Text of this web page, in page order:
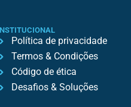
Política de privacidade
Termos & Condições
Código de ética
Desafios & Soluções